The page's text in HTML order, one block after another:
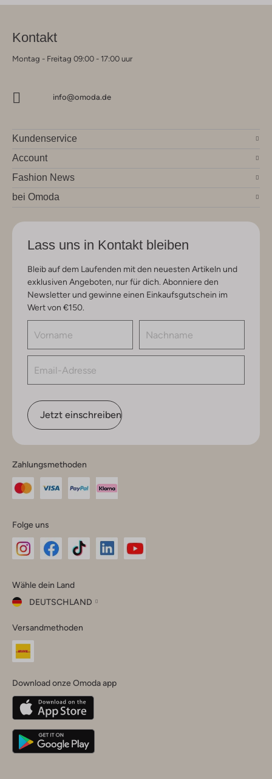
Kontakt
Montag - Freitag 09:00 - 17:00 uur
info@omoda.de
Kundenservice
Account
Fashion News
bei Omoda
Lass uns in Kontakt bleiben
Bleib auf dem Laufenden mit den neuesten Artikeln und
exklusiven Angeboten, nur für dich. Abonniere den
Newsletter und gewinne einen Einkaufsgutschein im
Wert von €150.
Jetzt einschreiben
Zahlungsmethoden
Folge uns
Instagram
Facebook
TikTok
Wähle dein Land
DEUTSCHLAND
dein
Land
Belgique(Français)
Deutschland
Versandmethoden
Download onze Omoda app